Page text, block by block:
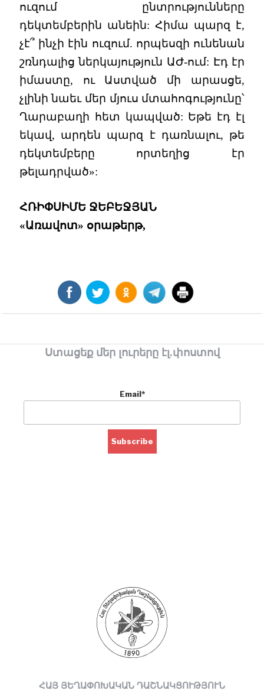
ուզում ընտրությունները
դեկտեմբերին անեին: Հիմա պարզ է,
չէ՞ ինչի էին ուզում. որպեսզի ունենան
շռնդալից ներկայություն ԱԺ-ում: Էդ էր
իմաստը, ու Աստված մի արասցե,
չլինի նաեւ մեր մյուս մտահոգությունը՝
Ղարաբաղի հետ կապված: Եթե էդ էլ
եկավ, արդեն պարզ է դառնալու, թե
դեկտեմբերը որտեղից էր
թելադրված»:
ՀՌԻՓՍԻՄԵ ՋԵԲԵՋՅԱՆ
«Առավոտ» օրաթերթ,
Ստացեք մեր լուրերը էլ.փոստով
Email*
ՀԱՅ ՅԵՂԱՓՈԽԱԿԱՆ ԴԱՇՆԱԿՑՈՒԹՅՈՒՆ